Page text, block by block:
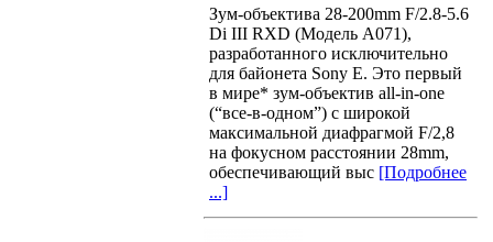
Зум-объектива 28-200mm F/2.8-5.6
Di III RXD (Модель A071),
разработанного исключительно
для байонета Sony E. Это первый
в мире* зум-объектив all-in-one
(“все-в-одном”) с широкой
максимальной диафрагмой F/2,8
на фокусном расстоянии 28mm,
обеспечивающий выс [Подробнее
...]